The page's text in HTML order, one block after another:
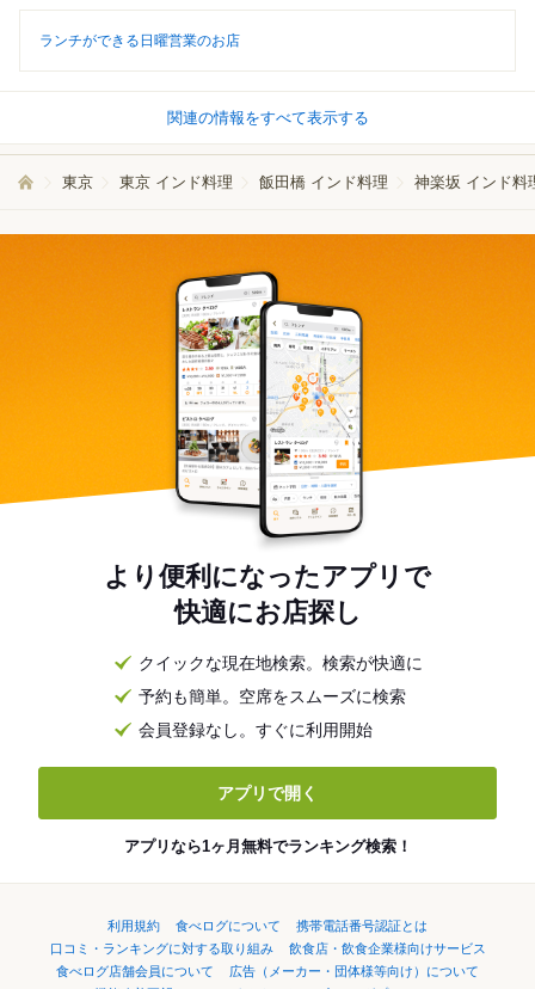
ランチができる日曜営業のお店
関連の情報をすべて表示する
東京 東京 インド料理 飯田橋 インド料理 神楽坂 インド料
より便利になったアプリで
快適にお店探し
クイックな現在地検索。検索が快適に
予約も簡単。空席をスムーズに検索
会員登録なし。すぐに利用開始
アプリで開く
アプリなら1ヶ月無料でランキング検索！
利用規約 食べログについて
携帯電話番号認証とは
口コミ・ランキングに対する取り組み
飲食店・飲食企業様向けサービス
食べログ店舗会員について
広告（メーカー・団体様等向け）について